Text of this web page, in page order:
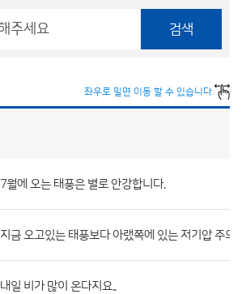
검색
좌우로 밀면 이동 할 수 있습니다.
7월에 오는 태풍은 별로 안강합니다.
지금 오고있는 태풍보다 아랬쪽에 있는 저기압 주의
내일 비가 많이 온다지요..